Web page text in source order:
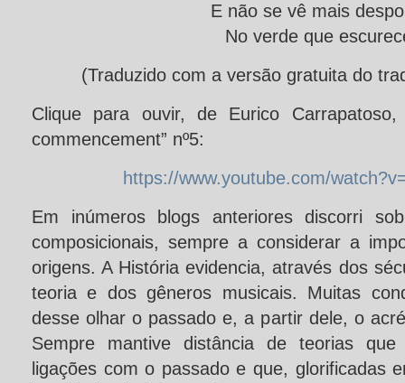
E não se vê mais
No verde que
(Traduzido com a versão gratuita do
Clique para ouvir, de Eurico
commencement” nº5:
https://www.youtube.com/
Em inúmeros blogs anteriores discorri
composicionais, sempre a considerar a
origens. A História evidencia, através dos
teoria e dos gêneros musicais. Muitas
desse olhar o passado e, a partir dele, o
Sempre mantive distância de teorias
ligações com o passado e que, glorificadas